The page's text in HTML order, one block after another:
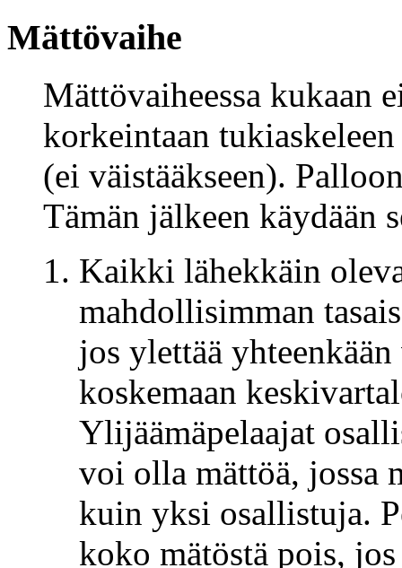
Mättövaihe
Mättövaiheessa kukaan
korkeintaan
(ei väistääkseen).
Tämän jälkeen käydään
Kaikki lähekkäin
mahdollisimman
jos ylettää
koskemaan
Ylijäämäpelaajat
voi olla mättöä, jossa
kuin yksi osallistuja.
koko mätöstä pois,